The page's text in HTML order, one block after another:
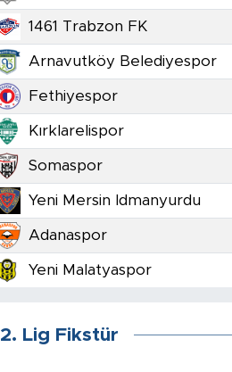
1461 Trabzon FK
Arnavutköy Belediyespor
Fethiyespor
Kırklarelispor
Somaspor
Yeni Mersin Idmanyurdu
Adanaspor
Yeni Malatyaspor
2. Lig Fikstür